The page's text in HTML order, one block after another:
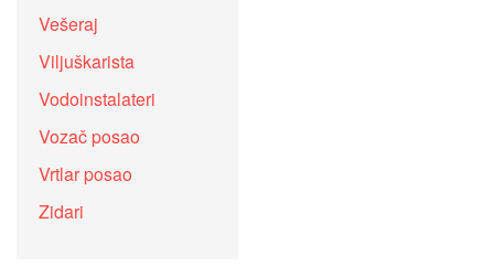
Vešeraj
Viljuškarista
Vodoinstalateri
Vozač posao
Vrtlar posao
Zidari